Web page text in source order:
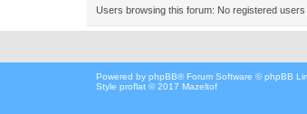
Users browsing this forum: No registered
Powered by phpBB® Forum Software © phpBB
Style proflat © 2017 Mazeltof